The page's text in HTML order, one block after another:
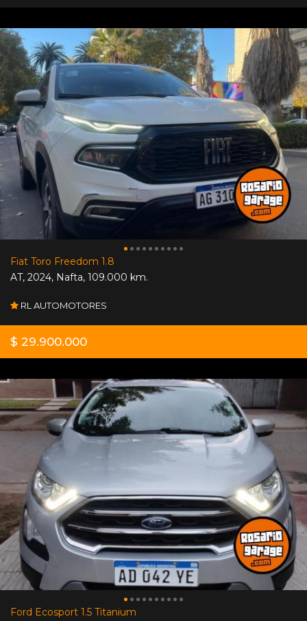
Fiat Toro Freedom 1.8
AT, 2024, Nafta, 109.000 km.
RL AUTOMOTORES
$ 29.900.000
Ford Ecosport 1.5 Titanium